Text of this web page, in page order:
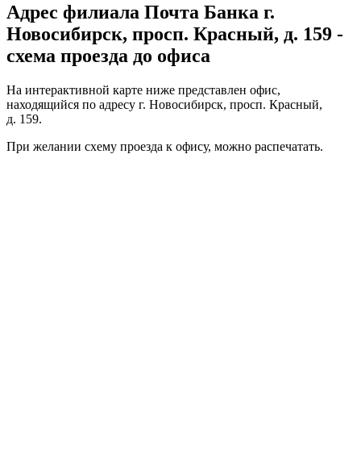
Адрес филиала Почта Банка г.
Новосибирск, просп. Красный, д. 159 -
схема проезда до офиса
На интерактивной карте ниже представлен офис,
находящийся по адресу г. Новосибирск, просп. Красный,
д. 159.
При желании схему проезда к офису, можно распечатать.